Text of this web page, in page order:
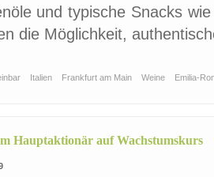
und typische Snacks
die Möglichkeit,
Italien Frankfurt am Main Weine
Emilia-
Hauptaktionär auf Wachstumskurs